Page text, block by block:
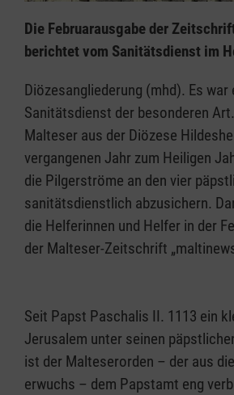
Die Februarausgabe der
berichtet vom Sanitätsdienst im
Diözesangliederung (mhd). Es war
Sanitätsdienst der besonderen
Malteser aus der Diözese
vergangenen Jahr zum Heiligen
die Pilgerströme an den vier
sanitätsdienstlich abzusichern.
die Helferinnen und Helfer in der
der Malteser-Zeitschrift
Seit Papst Paschalis II. 1113 ein
Jerusalem unter seinen
ist der Malteserorden – der aus
erwuchs – dem Papstamt eng